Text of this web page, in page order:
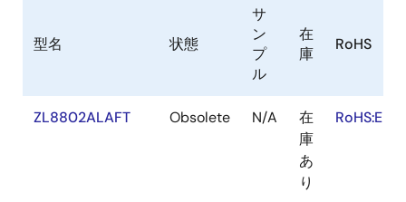
台のZL8802コントローラで2、4、6、8フェーズの動
作に対応します。 ZL8802は、最小4.5Vから最大14Vま
での入力電圧で動作する幅広い出力電圧（0.54V～
5.5V）をサポートしています。 フルデジタルの
ChargeMode制御により、ZL8802は過渡的な負荷変動
に対して1スイッチングサイクル内で応答します。この
独自の無補正変調技術により、最小限の出力キャパシ
タンスで過渡特性を満たす設計が可能となり、コスト
と基板面積を削減することができます。 独自の単線
型名 状態
サ
ン
プ
ル
在
庫
RoHS
ZL8802ALAFT Obsolete N/A
在
庫
あ
り
RoHS:EN